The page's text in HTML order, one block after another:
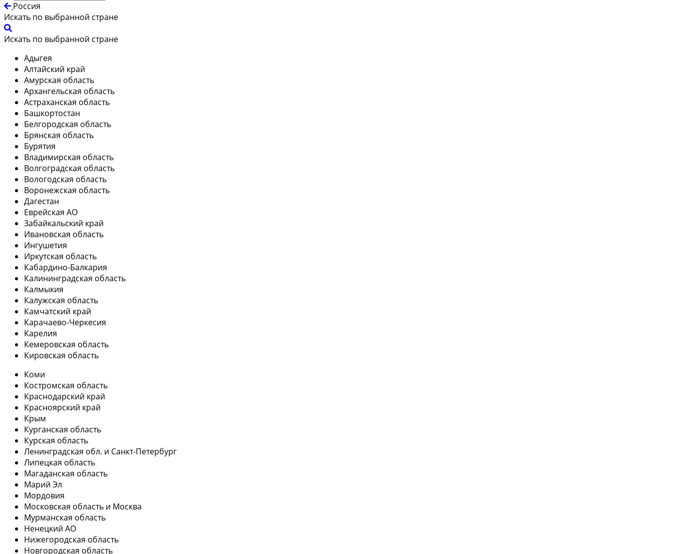
Россия
Искать по выбранной стране
Искать по выбранной стране
Адыгея
Алтайский край
Амурская область
Архангельская область
Астраханская область
Башкортостан
Белгородская область
Брянская область
Бурятия
Владимирская область
Волгоградская область
Вологодская область
Воронежская область
Дагестан
Еврейская АО
Забайкальский край
Ивановская область
Ингушетия
Иркутская область
Кабардино-Балкария
Калининградская область
Калмыкия
Калужская область
Камчатский край
Карачаево-Черкесия
Карелия
Кемеровская область
Кировская область
Коми
Костромская область
Краснодарский край
Красноярский край
Крым
Курганская область
Курская область
Ленинградская обл. и Санкт-Петербург
Липецкая область
Магаданская область
Марий Эл
Мордовия
Московская область и Москва
Мурманская область
Ненецкий АО
Нижегородская область
Новгородская область